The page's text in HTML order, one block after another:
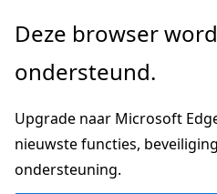
Naar
gaan
Deze browser
ondersteund.
Upgrade naar Microsoft
nieuwste functies,
ondersteuning.